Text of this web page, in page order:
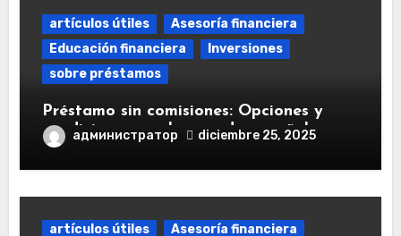
artículos útiles
Asesoría financiera
Educación financiera
Inversiones
sobre préstamos
Préstamo sin comisiones: Opciones y
condiciones en el mercado español
администратор diciembre 25, 2025
artículos útiles
Asesoría financiera